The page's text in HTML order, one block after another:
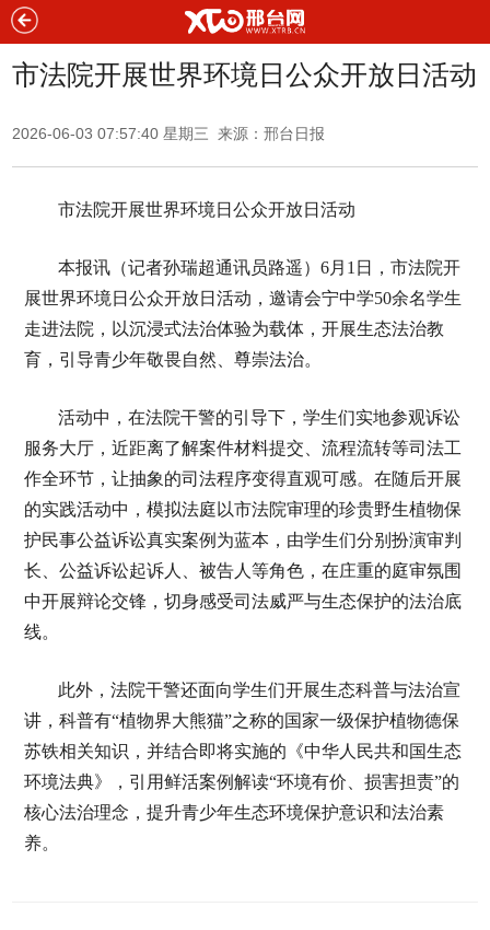
市法院开展世界环境日公众开放日活动
2026-06-03 07:57:40 星期三 来源：邢台日报
市法院开展世界环境日公众开放日活动
本报讯（记者孙瑞超通讯员路遥）6月1日，市法院开
展世界环境日公众开放日活动，邀请会宁中学50余名学生
走进法院，以沉浸式法治体验为载体，开展生态法治教
育，引导青少年敬畏自然、尊崇法治。
活动中，在法院干警的引导下，学生们实地参观诉讼
服务大厅，近距离了解案件材料提交、流程流转等司法工
作全环节，让抽象的司法程序变得直观可感。在随后开展
的实践活动中，模拟法庭以市法院审理的珍贵野生植物保
护民事公益诉讼真实案例为蓝本，由学生们分别扮演审判
长、公益诉讼起诉人、被告人等角色，在庄重的庭审氛围
中开展辩论交锋，切身感受司法威严与生态保护的法治底
线。
此外，法院干警还面向学生们开展生态科普与法治宣
讲，科普有“植物界大熊猫”之称的国家一级保护植物德保
苏铁相关知识，并结合即将实施的《中华人民共和国生态
环境法典》，引用鲜活案例解读“环境有价、损害担责”的
核心法治理念，提升青少年生态环境保护意识和法治素
养。